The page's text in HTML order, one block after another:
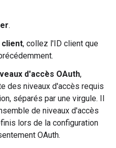
.
client, collez l'ID client que
d'accès OAuth,
des niveaux d'accès requis
séparés par une virgule. Il
de niveaux d'accès
lors de la configuration
OAuth.